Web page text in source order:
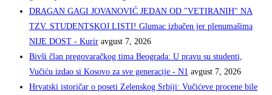
DRAGAN GAGI JOVANOVIĆ JEDAN OD "VETIRANIH" NA
TZV. STUDENTSKOJ LISTI! Glumac izbačen jer plenumašima
NIJE DOST - Kurir avgust 7, 2026
Bivši član pregovaračkog tima Beograda: U pravu su studenti,
Vučiću izdao si Kosovo za sve generacije - N1 avgust 7, 2026
Hrvatski istoričar o poseti Zelenskog Srbiji: Vučićeve procene bile